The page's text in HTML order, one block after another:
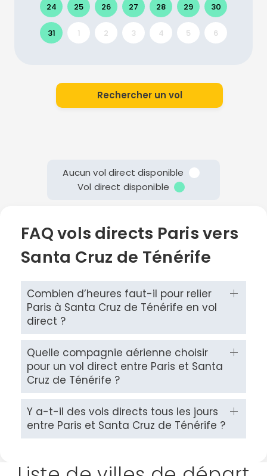
24 25 26 27 28 29 30
31 1 2 3 4 5 6
Rechercher un vol
Aucun vol direct disponible
Vol direct disponible
FAQ vols directs Paris vers
Santa Cruz de Ténérife
Combien d’heures faut-il pour relier
Paris à Santa Cruz de Ténérife en vol
direct ?
Quelle compagnie aérienne choisir
pour un vol direct entre Paris et Santa
Cruz de Ténérife ?
Y a-t-il des vols directs tous les jours
entre Paris et Santa Cruz de Ténérife ?